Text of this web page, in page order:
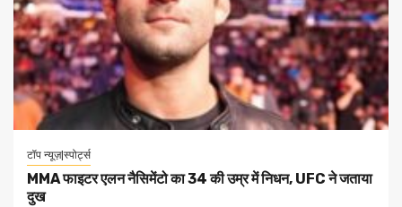
टॉप न्यूज़|स्पोर्ट्स
MMA फाइटर एलन नैसिमेंटो का 34 की उम्र में निधन, UFC ने जताया
दुख